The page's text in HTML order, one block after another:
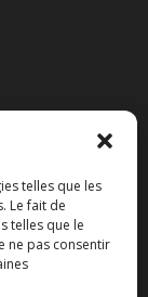
telles que les
Le fait de
telles que le
ne pas consentir